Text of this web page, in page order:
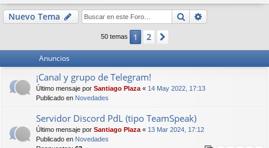
Nuevo Tema Buscar
50 temas 1 2
Anuncios
¡Canal y grupo de Telegram!
Último mensaje por Santiago Plaza « 14 May 2022, 17:13
Publicado en Novedades
Servidor Discord PdL (tipo TeamSpeak)
Último mensaje por Santiago Plaza « 13 Mar 2024, 17:12
Publicado en Novedades